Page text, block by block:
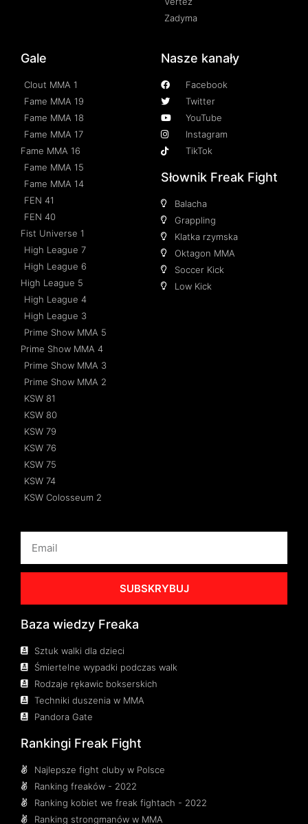
Zadyma
Gale
Clout MMA 1
Fame MMA 19
Fame MMA 18
Fame MMA 17
Fame MMA 16
Fame MMA 15
Fame MMA 14
FEN 41
FEN 40
Fist Universe 1
High League 7
High League 6
High League 5
High League 4
High League 3
Prime Show MMA 5
Prime Show MMA 4
Prime Show MMA 3
Prime Show MMA 2
KSW 81
KSW 80
KSW 79
KSW 76
KSW 75
KSW 74
KSW Colosseum 2
Nasze kanały
Facebook
Twitter
YouTube
Instagram
TikTok
Słownik Freak Fight
Balacha
Grappling
Klatka rzymska
Oktagon MMA
Soccer Kick
Low Kick
SUBSKRYBUJ
Baza wiedzy Freaka
Sztuk walki dla dzieci
Śmiertelne wypadki podczas walk
Rodzaje rękawic bokserskich
Techniki duszenia w MMA
Pandora Gate
Rankingi Freak Fight
Najlepsze fight cluby w Polsce
Ranking freaków - 2022
Ranking kobiet we freak fightach - 2022
Ranking strongmanów w MMA